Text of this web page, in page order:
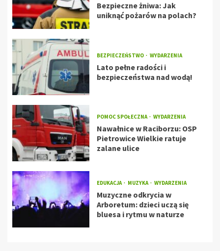
Bezpieczne żniwa: Jak
uniknąć pożarów na polach?
BEZPIECZEŃSTWO WYDARZENIA
Lato pełne radości i
bezpieczeństwa nad wodą!
POMOC SPOŁECZNA WYDARZENIA
Nawałnice w Raciborzu: OSP
Pietrowice Wielkie ratuje
zalane ulice
EDUKACJA MUZYKA WYDARZENIA
Muzyczne odkrycia w
Arboretum: dzieci uczą się
bluesa i rytmu w naturze